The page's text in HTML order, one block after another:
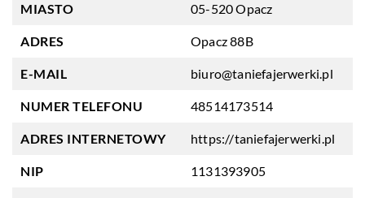
MIASTO 05-520 Opacz
ADRES Opacz 88B
E-MAIL biuro@taniefajerwerki.pl
NUMER TELEFONU 48514173514
ADRES INTERNETOWY https://taniefajerwerki.pl
NIP 1131393905